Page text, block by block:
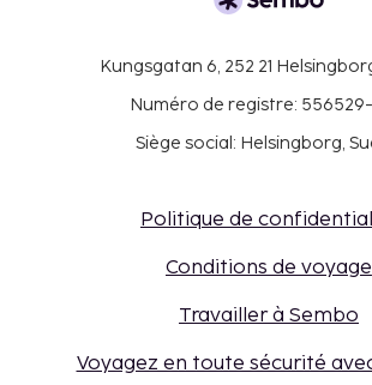
Kungsgatan 6, 252 21
Numéro de registre: 556529-
Siège social: Helsingborg,
Politique de
Conditions de voyage
Travailler à Sembo
Voyagez en toute sécurité